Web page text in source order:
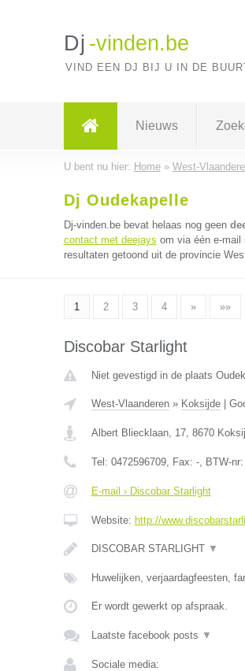
Dj -vinden.be
VIND EEN DJ BIJ U IN DE
Nieuws
U bent nu hier: Home» West-
Dj Oudekapelle
Dj-vinden.be bevat helaas nog geen
contact met deejays om via één e-mail
resultaten getoond uit de provincie
1 2 3 4 » »»
Discobar Starlight
Niet gevestigd in de plaats
West-Vlaanderen» Koksijde|
Albert Bliecklaan, 17, 8670
Tel: 0472596709, Fax: -, BTW-nr:
E-mail › Discobar Starlight
Website: http://
DISCOBAR STARLIGHT ▼
Huwelijken, verjaardagfeesten,
Er wordt gewerkt op afspraak.
Laatste facebook posts ▼
Sociale media: